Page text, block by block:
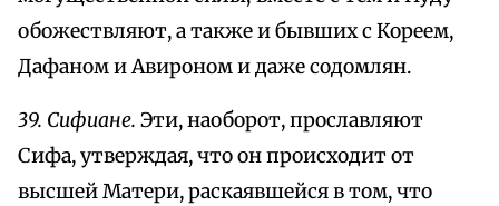
обожествляют, а также и бывших с Кореем,
Дафаном и Авироном и даже содомлян.
39. Сифиане. Эти, наоборот, прославляют
Сифа, утверждая, что он происходит от
высшей Матери, раскаявшейся в том, что